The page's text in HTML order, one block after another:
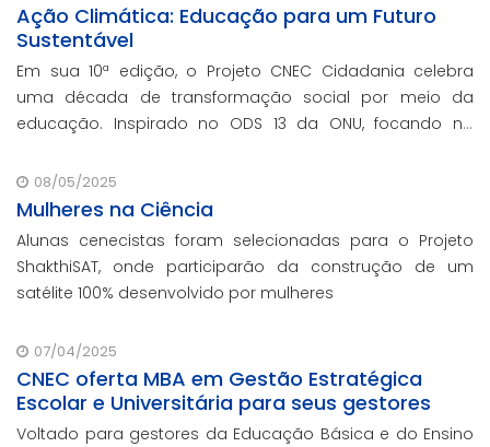
Ação Climática: Educação para um Futuro
Sustentável
Em sua 10ª edição, o Projeto CNEC Cidadania celebra
uma década de transformação social por meio da
educação. Inspirado no ODS 13 da ONU, focando no
promoção da sustentabilidade.
08/05/2025
Mulheres na Ciência
Alunas cenecistas foram selecionadas para o Projeto
ShakthiSAT, onde participarão da construção de um
satélite 100% desenvolvido por mulheres
07/04/2025
CNEC oferta MBA em Gestão Estratégica
Escolar e Universitária para seus gestores
Voltado para gestores da Educação Básica e do Ensino